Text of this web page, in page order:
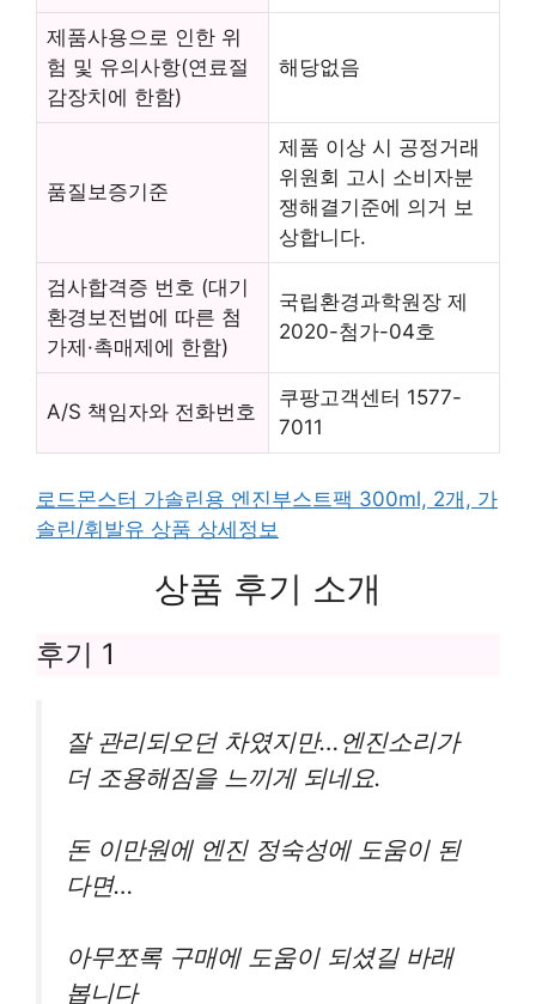
제품사용으로 인한 위
험 및 유의사항(연료절
감장치에 한함)
해당없음
품질보증기준
제품 이상 시 공정거래
위원회 고시 소비자분
쟁해결기준에 의거 보
상합니다.
검사합격증 번호 (대기
환경보전법에 따른 첨
가제·촉매제에 한함)
국립환경과학원장 제
2020-첨가-04호
A/S 책임자와 전화번호
쿠팡고객센터 1577-
7011
로드몬스터 가솔린용 엔진부스트팩 300ml, 2개, 가
솔린/휘발유 상품 상세정보
상품 후기 소개
후기 1
잘 관리되오던 차였지만…엔진소리가
더 조용해짐을 느끼게 되네요.
돈 이만원에 엔진 정숙성에 도움이 된
다면…
아무쪼록 구매에 도움이 되셨길 바래
봅니다